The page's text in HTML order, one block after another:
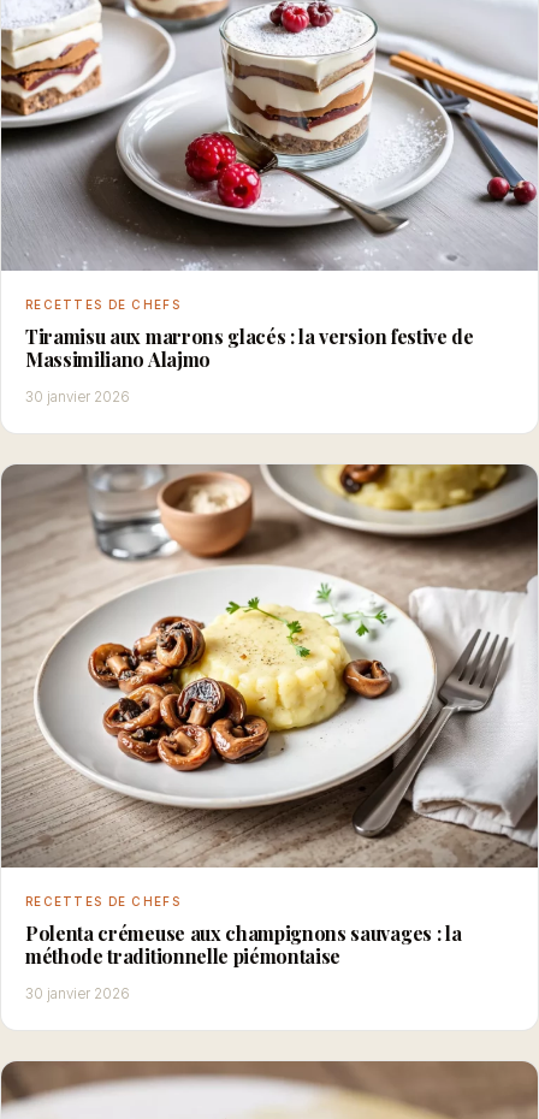
RECETTES DE CHEFS
Tiramisu aux marrons glacés : la version festive de
Massimiliano Alajmo
30 janvier 2026
RECETTES DE CHEFS
Polenta crémeuse aux champignons sauvages : la
méthode traditionnelle piémontaise
30 janvier 2026